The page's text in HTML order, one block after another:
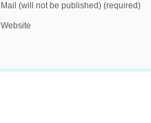
Mail (will not be published) (required)
Website